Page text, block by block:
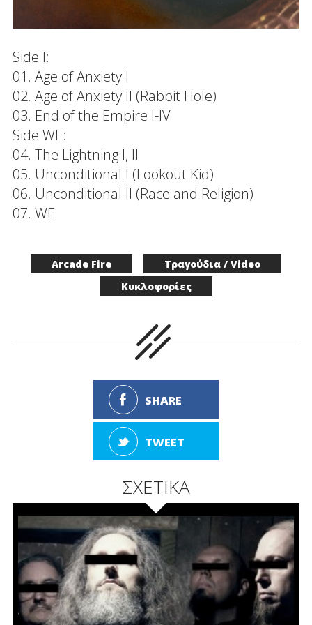
Side I:
01. Age of Anxiety I
02. Age of Anxiety II (Rabbit Hole)
03. End of the Empire I-IV
Side WE:
04. The Lightning I, II
05. Unconditional I (Lookout Kid)
06. Unconditional II (Race and Religion)
07. WE
Arcade Fire
Τραγούδια / Video
Κυκλοφορίες
SHARE
TWEET
ΣΧΕΤΙΚΑ